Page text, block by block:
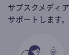
サブスクメディ
サポートします。